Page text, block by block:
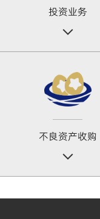
投资业务
不良资产收购